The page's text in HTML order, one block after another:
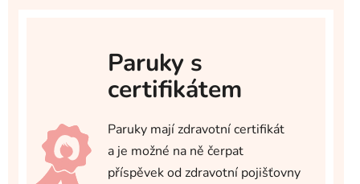
Paruky s
certifikátem
Paruky mají zdravotní certifikát
a je možné na ně čerpat
příspěvek od zdravotní pojišťovny